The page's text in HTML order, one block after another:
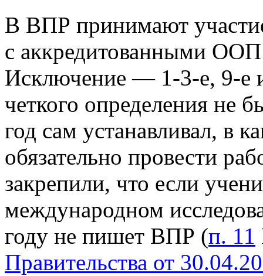
В ВПР принимают
с аккредитованными
Исключение — 1-3-е, 9-е
четкого определения не
год сам устанавливал, в
обязательно провести
закрепили, что если
международном
году не пишет ВПР (п. 11
Правительства от